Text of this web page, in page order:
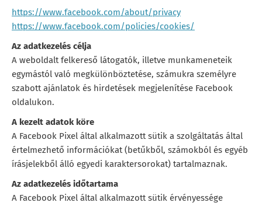
https://www.facebook.com/about/privacy
https://www.facebook.com/policies/cookies/
Az adatkezelés célja
A weboldalt felkereső látogatók, illetve munkameneteik
egymástól való megkülönböztetése, számukra személyre
szabott ajánlatok és hirdetések megjelenítése Facebook
oldalukon.
A kezelt adatok köre
A Facebook Pixel által alkalmazott sütik a szolgáltatás által
értelmezhető információkat (betűkből, számokból és egyéb
írásjelekből álló egyedi karaktersorokat) tartalmaznak.
Az adatkezelés időtartama
A Facebook Pixel által alkalmazott sütik érvényessége